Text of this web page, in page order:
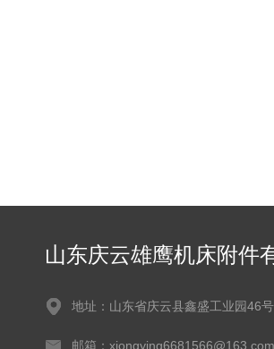
山东庆云雄鹰机床附件
地址：山东省庆云县鑫盛工业园46号
邮箱：xiongying6681566@163.com